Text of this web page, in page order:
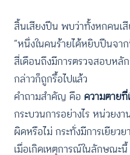
สิ้นเสียงปืน พบว่าทั้งหกคนเสี
“หนึ่งในคนร้ายได้หยิบปืนจา
สี่เดือนถึงมีการตรวจสอบหลั
กล่าวก็ถูกรื้อไปแล้ว
คำถามสำคัญ คือ ความตาย
กระบวนการอย่างไร หน่วยง
ผิดหรือไม่ กระทั่งมีการเยียว
เมื่อเกิดเหตุการณ์ในลักษณ